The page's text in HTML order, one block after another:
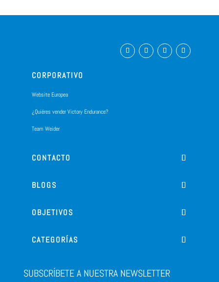
CORPORATIVO
Website Europea
¿Quiéres vender Victory Endurance?
Team Weider
CONTACTO
BLOGS
OBJETIVOS
CATEGORÍAS
SUBSCRÍBETE A NUESTRA NEWSLETTER